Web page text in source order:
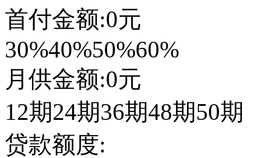
首付金额:0元
30%40%50%60%
月供金额:0元
12期24期36期48期50期
贷款额度: